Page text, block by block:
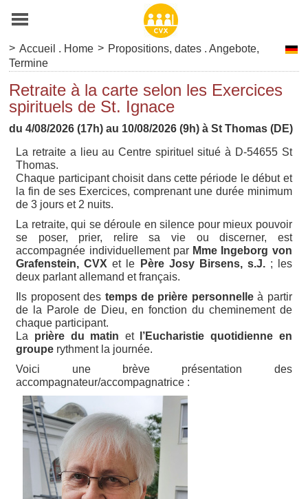
> Accueil . Home > Propositions, dates . Angebote,
Termine
Retraite à la carte selon les Exercices
spirituels de St. Ignace
du 4/08/2026 (17h) au 10/08/2026 (9h) à St Thomas (DE)
La retraite a lieu au Centre spirituel situé à D-54655 St
Thomas.
Chaque participant choisit dans cette période le début et
la fin de ses Exercices, comprenant une durée minimum
de 3 jours et 2 nuits.
La retraite, qui se déroule en silence pour mieux pouvoir
se poser, prier, relire sa vie ou discerner, est
accompagnée individuellement par Mme Ingeborg von
Grafenstein, CVX et le Père Josy Birsens, s.J.; les
deux parlant allemand et français.
Ils proposent des temps de prière personnelleà partir
de la Parole de Dieu, en fonction du cheminement de
chaque participant.
La prière du matin et
l’Eucharistie quotidienne en
groupe rythment la journée.
Voici une brève présentation des
accompagnateur/accompagnatrice :